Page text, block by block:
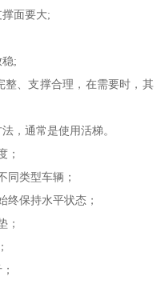
面要大;
;
整、支撑合理，在需要时，其
，通常是使用活梯。
；
同类型车辆；
终保持水平状态；
；